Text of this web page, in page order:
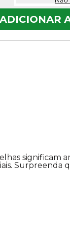
ADICIONAR
significam
Surpreenda